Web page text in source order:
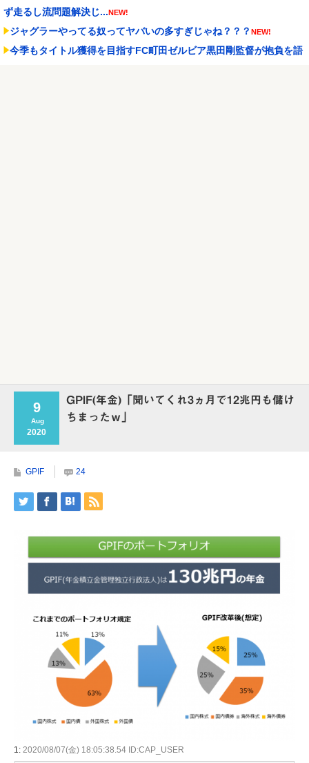
ず走るし流問題解決じ...NEW!
ジャグラーやってる奴ってヤバいの多すぎじゃね？？？ NEW!
今季もタイトル獲得を目指すFC町田ゼルビア黒田剛監督が抱負を語
9
Aug
2020
GPIF(年金)「聞いてくれ3ヵ月で12兆円も儲け
ちまったｗ」
GPIF 24
1: 2020/08/07(金) 18:05:38.54 ID:CAP_USER